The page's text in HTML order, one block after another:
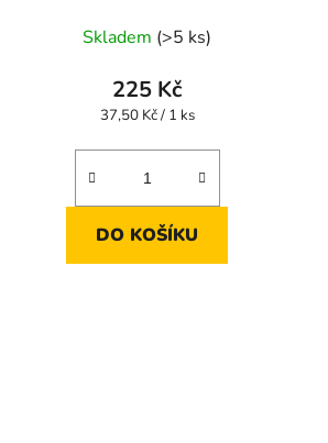
Skladem (>5 ks)
225 Kč
Měrná
37,50 Kč / 1 ks
DO KOŠÍKU